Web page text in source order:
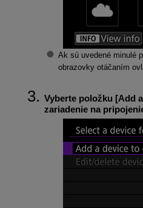
Ak sú uvedené minulé
obrazovky otáčaním
Vyberte položku [Add
zariadenie na